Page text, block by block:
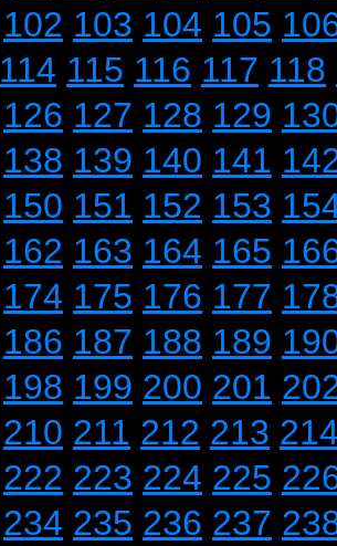
102 103 104 105
114 115 116 117 118
126 127 128 129
138 139 140 141
150 151 152 153
162 163 164 165
174 175 176 177
186 187 188 189
198 199 200 201
210 211 212 213
222 223 224 225
234 235 236 237